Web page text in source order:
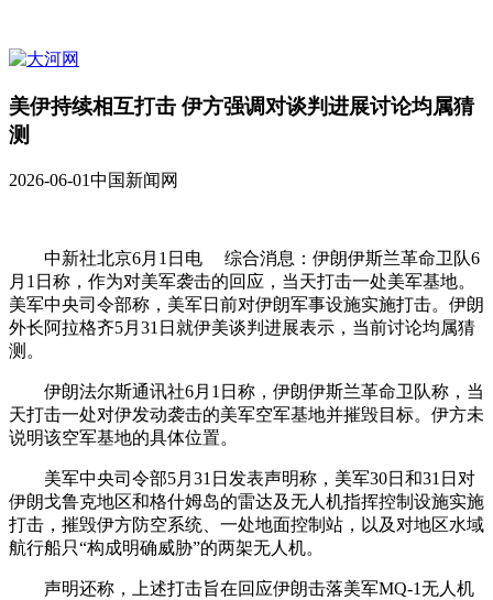
美伊持续相互打击 伊方强调对谈判进展讨论均属猜
测
2026-06-01中国新闻网
中新社北京6月1日电 综合消息：伊朗伊斯兰革命卫队6
月1日称，作为对美军袭击的回应，当天打击一处美军基地。
美军中央司令部称，美军日前对伊朗军事设施实施打击。伊朗
外长阿拉格齐5月31日就伊美谈判进展表示，当前讨论均属猜
测。
伊朗法尔斯通讯社6月1日称，伊朗伊斯兰革命卫队称，当
天打击一处对伊发动袭击的美军空军基地并摧毁目标。伊方未
说明该空军基地的具体位置。
美军中央司令部5月31日发表声明称，美军30日和31日对
伊朗戈鲁克地区和格什姆岛的雷达及无人机指挥控制设施实施
打击，摧毁伊方防空系统、一处地面控制站，以及对地区水域
航行船只“构成明确威胁”的两架无人机。
声明还称，上述打击旨在回应伊朗击落美军MQ-1无人机